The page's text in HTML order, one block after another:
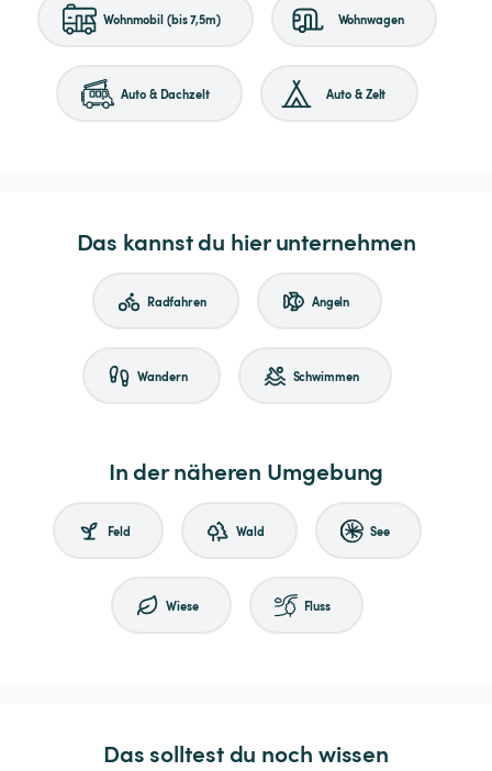
Wohnmobil (bis 7,5m) Wohnwagen
Auto & Dachzelt Auto & Zelt
Das kannst du hier unternehmen
Radfahren Angeln
Wandern Schwimmen
In der näheren Umgebung
Feld Wald See
Wiese Fluss
Das solltest du noch wissen